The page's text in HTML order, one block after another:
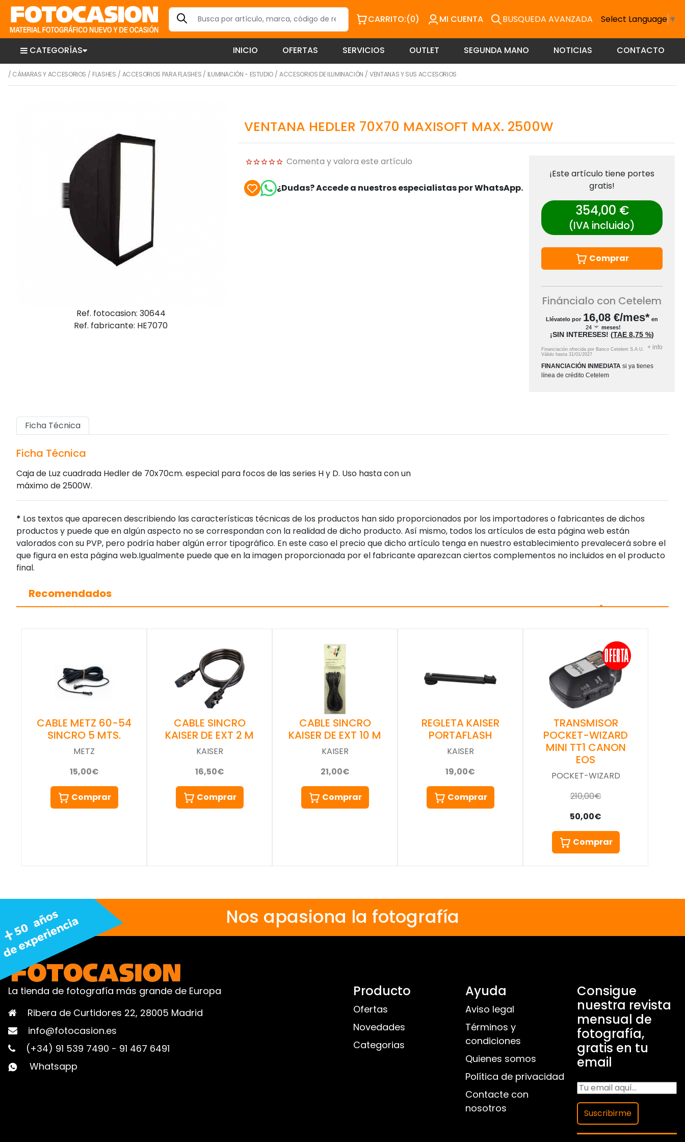
CARRITO:(0) MI CUENTA BUSQUEDA AVANZADA Select Language ▼
CATEGORÍAS INICIO OFERTAS SERVICIOS OUTLET SEGUNDA MANO NOTICIAS CONTACTO
/ CÁMARAS Y ACCESORIOS / FLASHES / ACCESORIOS PARA FLASHES / ILUMINACIÓN - ESTUDIO /ACCESORIOS DE ILUMINACIÓN /VENTANAS Y SUS ACCESORIOS
Ref. fotocasion: 30644
Ref. fabricante: HE7070
VENTANA HEDLER 70X70 MAXISOFT MAX. 2500W
Comenta y valora este artículo
¿Dudas? Accede a nuestros especialistas por WhatsApp.
¡Este artículo tiene portes
gratis!
354,00 €
(IVA incluido)
Comprar
Fináncialo con Cetelem
Llévatelo por 16,08 €/mes* en
meses!
¡SIN INTERESES!(TAE8,75 %)
Financiación ofrecida por Banco Cetelem S.A.U.
Válido hasta31/01/2027
+ info
FINANCIACIÓN INMEDIATA si ya tienes
línea de crédito Cetelem
Ficha Técnica
Ficha Técnica
Caja de Luz cuadrada Hedler de 70x70cm. especial para focos de las series H y D. Uso hasta con un
máximo de 2500W.
* Los textos que aparecen describiendo las características técnicas de los productos han sido proporcionados por los importadores o fabricantes de dichos
productos y puede que en algún aspecto no se correspondan con la realidad de dicho producto. Así mismo, todos los artículos de esta página web están
valorados con su PVP, pero podría haber algún error tipográfico. En este caso el precio que dicho artículo tenga en nuestro establecimiento prevalecerá sobre el
que figura en esta página web.Igualmente puede que en la imagen proporcionada por el fabricante aparezcan ciertos complementos no incluidos en el producto
final.
Recomendados
CABLE METZ 60-54
SINCRO 5 MTS.
METZ
15,00€
Comprar
CABLE SINCRO
KAISER DE EXT 2 M
KAISER
16,50€
Comprar
CABLE SINCRO
KAISER DE EXT 10 M
KAISER
21,00€
Comprar
REGLETA KAISER
PORTAFLASH
KAISER
19,00€
Comprar
TRANSMISOR
POCKET-WIZARD
MINI TT1 CANON
EOS
POCKET-WIZARD
210,00€
50,00€
Comprar
Nos apasiona la fotografía
La tienda de fotografía más grande de Europa
Ribera de Curtidores 22, 28005 Madrid
info@fotocasion.es
(+34) 91 539 7490 - 91 467 6491
Whatsapp
Producto
Ofertas
Novedades
Categorias
Ayuda
Aviso legal
Términos y
condiciones
Quienes somos
Política de privacidad
Contacte con
nosotros
Consigue
nuestra revista
mensual de
fotografía,
gratis en tu
email
Suscribirme